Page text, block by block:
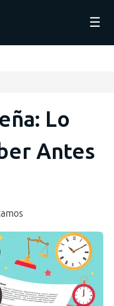
☰
Lo
Antes